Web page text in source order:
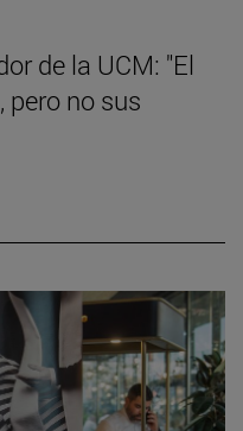
de la UCM: "El
no sus